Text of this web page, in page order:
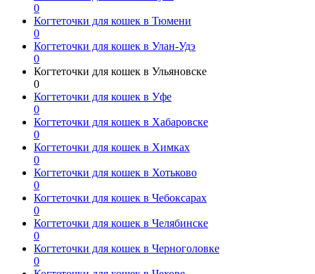
0
Когтеточки для кошек в Тюмени
0
Когтеточки для кошек в Улан-Удэ
0
Когтеточки для кошек в Ульяновске
0
Когтеточки для кошек в Уфе
0
Когтеточки для кошек в Хабаровске
0
Когтеточки для кошек в Химках
0
Когтеточки для кошек в Хотьково
0
Когтеточки для кошек в Чебоксарах
0
Когтеточки для кошек в Челябинске
0
Когтеточки для кошек в Черноголовке
0